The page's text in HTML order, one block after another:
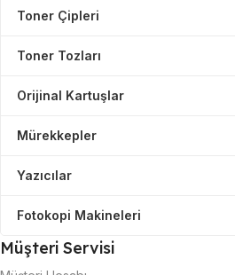
Toner Çipleri
Toner Tozları
Orijinal Kartuşlar
Mürekkepler
Yazıcılar
Fotokopi Makineleri
Müşteri Servisi